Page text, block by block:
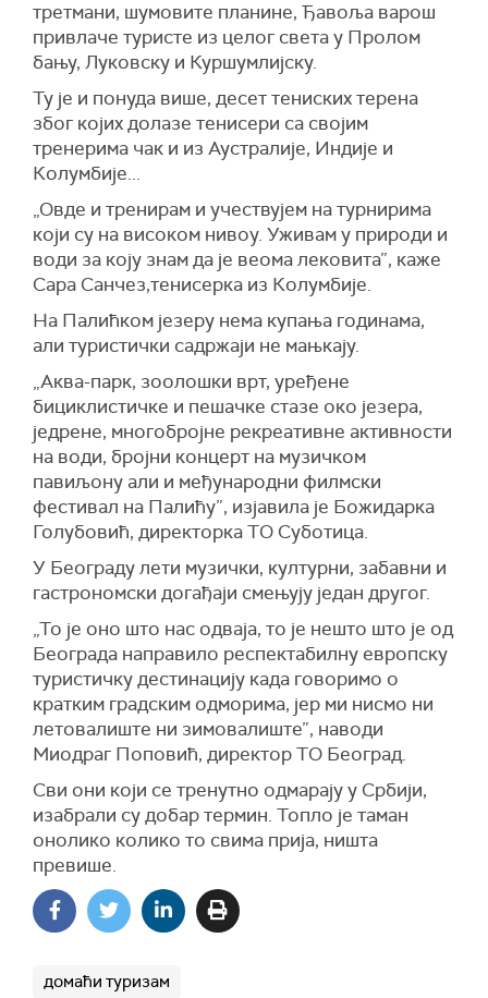
третмани, шумовите планине, Ђавоља варош
привлаче туристе из целог света у Пролом
бању, Луковску и Куршумлијску.
Ту је и понуда више, десет тениских терена
због којих долазе тенисери са својим
тренерима чак и из Аустралије, Индије и
Колумбије...
„Овде и тренирам и учествујем на турнирима
који су на високом нивоу. Уживам у природи и
води за коју знам да је веома лековита”, каже
Сара Санчез,тенисерка из Колумбије.
На Палићком језеру нема купања годинама,
али туристички садржаји не мањкају.
„Аква-парк, зоолошки врт, уређене
бициклистичке и пешачке стазе око језера,
једрене, многобројне рекреативне активности
на води, бројни концерт на музичком
павиљону али и међународни филмски
фестивал на Палићу”, изјавила је Божидарка
Голубовић, директорка ТО Суботица.
У Београду лети музички, културни, забавни и
гастрономски догађаји смењују један другог.
„То је оно што нас одваја, то је нешто што је од
Београда направило респектабилну европску
туристичку дестинацију када говоримо о
кратким градским одморима, јер ми нисмо ни
летовалиште ни зимовалиште”, наводи
Миодраг Поповић, директор ТО Београд.
Сви они који се тренутно одмарају у Србији,
изабрали су добар термин. Топло је таман
онолико колико то свима прија, ништа
превише.
домаћи туризам